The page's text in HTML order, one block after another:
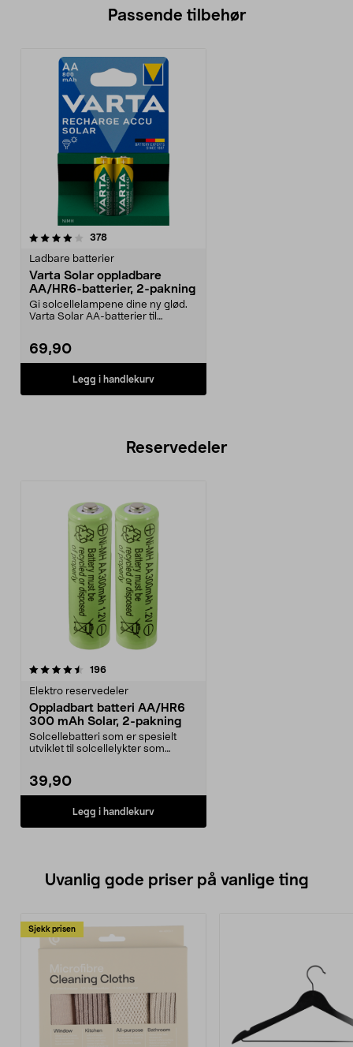
Passende tilbehør
378anmeldelser
Ladbare batterier
Varta Solar oppladbare
AA/HR6-batterier, 2-pakning
Gi solcellelampene dine ny glød.
Varta Solar AA-batterier til
69,90
Legg i handlekurv
Reservedeler
196anmeldelser
Elektro reservedeler
Oppladbart batteri AA/HR6
300 mAh Solar, 2-pakning
Solcellebatteri som er spesielt
utviklet til solcellelykter som
39,90
Legg i handlekurv
Uvanlig gode priser på vanlige ting
Sjekk prisen